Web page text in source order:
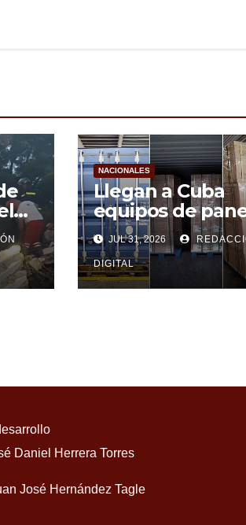
NACIONALES
Llegan a Cuba
equipos de
solares desde
Argentina
JUL 31, 2026
DIGITAL
Daniel Herrera Torres
José Hernández Tagle